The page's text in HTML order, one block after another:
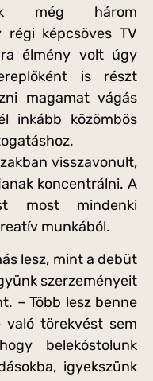
még három
képcsöves TV
élmény volt úgy
is részt
magamat vágás
inkább közömbös
visszavonult,
koncentrálni. A
most mindenki
munkából.
lesz, mint a debüt
szerzeményeit
– Több lesz benne
való törekvést sem
belekóstolunk
igyekszünk